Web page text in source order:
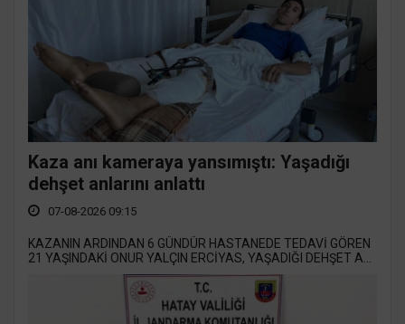
Kaza anı kameraya yansımıştı: Yaşadığı
dehşet anlarını anlattı
07-08-2026 09:15
KAZANIN ARDINDAN 6 GÜNDÜR HASTANEDE TEDAVİ GÖREN
21 YAŞINDAKİ ONUR YALÇIN ERCİYAS, YAŞADIĞI DEHŞET A...